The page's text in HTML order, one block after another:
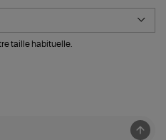
taille habituelle.